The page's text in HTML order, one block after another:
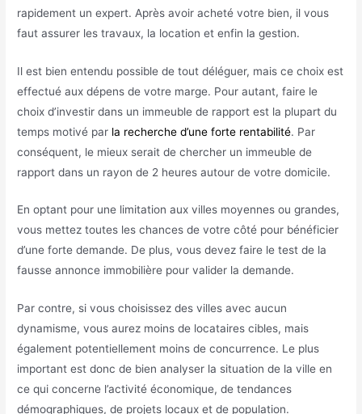
rapidement un expert. Après avoir acheté votre bien, il vous
faut assurer les travaux, la location et enfin la gestion.
Il est bien entendu possible de tout déléguer, mais ce choix est
effectué aux dépens de votre marge. Pour autant, faire le
choix d’investir dans un immeuble de rapport est la plupart du
temps motivé par la recherche d’une forte rentabilité. Par
conséquent, le mieux serait de chercher un immeuble de
rapport dans un rayon de 2 heures autour de votre domicile.
En optant pour une limitation aux villes moyennes ou grandes,
vous mettez toutes les chances de votre côté pour bénéficier
d’une forte demande. De plus, vous devez faire le test de la
fausse annonce immobilière pour valider la demande.
Par contre, si vous choisissez des villes avec aucun
dynamisme, vous aurez moins de locataires cibles, mais
également potentiellement moins de concurrence. Le plus
important est donc de bien analyser la situation de la ville en
ce qui concerne l’activité économique, de tendances
démographiques, de projets locaux et de population.